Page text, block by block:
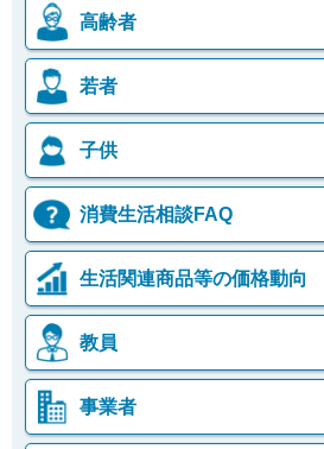
高齢者
若者
子供
消費生活相談FAQ
生活関連商品等の価格動向
教員
事業者